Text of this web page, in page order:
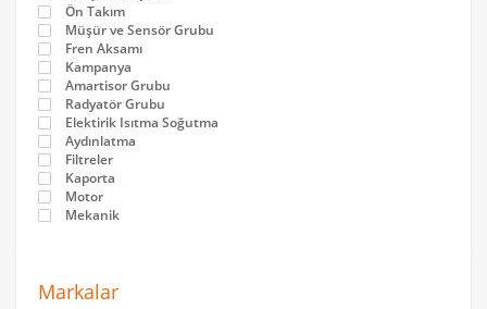
Ön Takım
Müşür ve Sensör Grubu
Fren Aksamı
Kampanya
Amartisor Grubu
Radyatör Grubu
Elektirik Isıtma Soğutma
Aydınlatma
Filtreler
Kaporta
Motor
Mekanik
Markalar